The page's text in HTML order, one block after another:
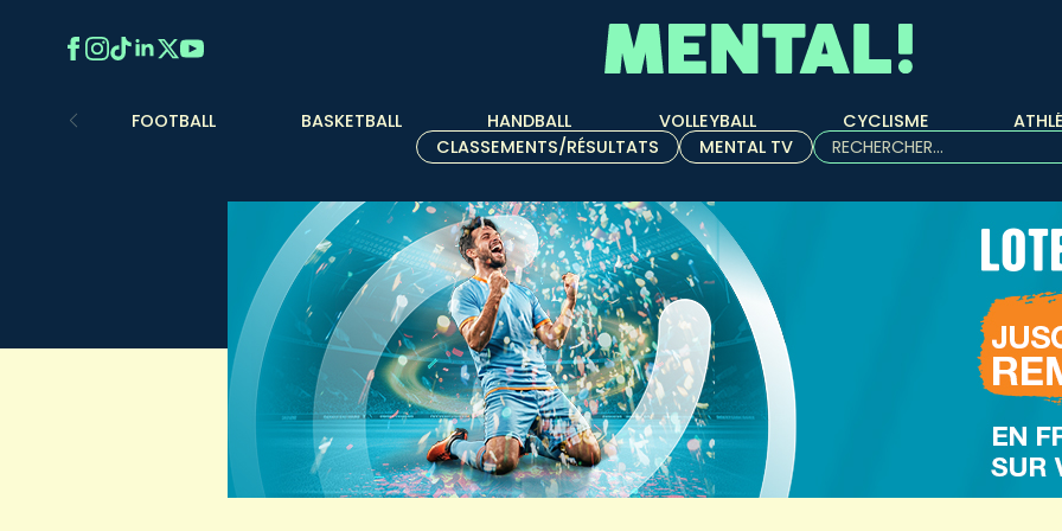
FOOTBALL BASKETBALL HANDBALL VOLLEYBALL CYCLISME
CLASSEMENTS/RÉSULTATS
MENTAL TV
Rechercher :